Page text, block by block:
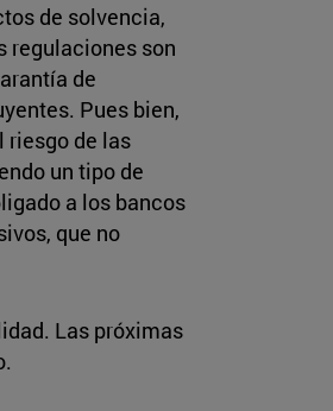
de solvencia,
regulaciones son
de
Pues bien,
riesgo de las
un tipo de
a los bancos
que no
Las próximas